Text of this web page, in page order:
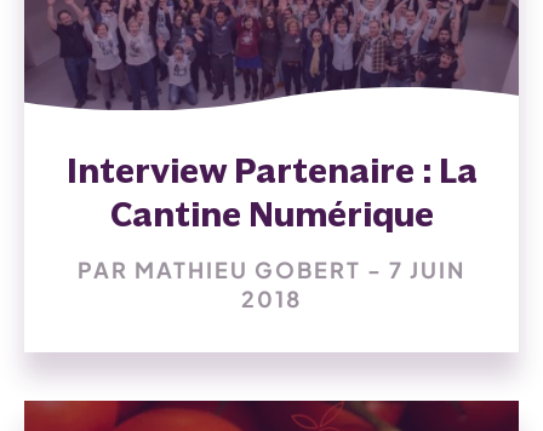
Interview Partenaire : La
Cantine Numérique
PAR MATHIEU GOBERT - 7 JUIN
2018